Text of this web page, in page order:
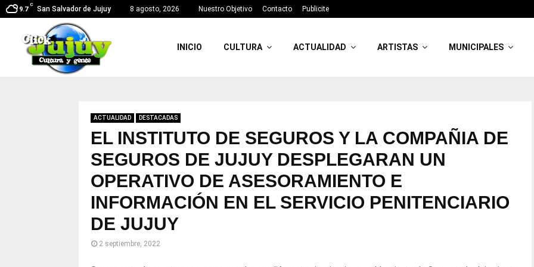
9.7
C
San Salvador de Jujuy 8 agosto, 2026 Nuestro Objetivo Contacto Publicite
INICIO CULTURA ACTUALIDAD ARTISTAS MUNICIPALES
ACTUALIDAD DESTACADAS
EL INSTITUTO DE SEGUROS Y LA COMPAÑIA DE
SEGUROS DE JUJUY DESPLEGARAN UN
OPERATIVO DE ASESORAMIENTO E
INFORMACIÓN EN EL SERVICIO PENITENCIARIO
DE JUJUY
2 septiembre, 2022